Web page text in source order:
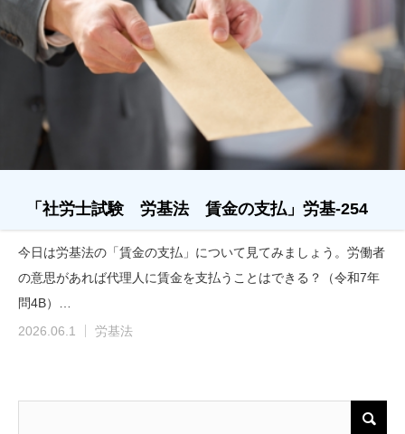
「社労士試験 労基法 賃金の支払」労基-254
今日は労基法の「賃金の支払」について見てみましょう。労働者
の意思があれば代理人に賃金を支払うことはできる？（令和7年
問4B）…
2026.06.1
労基法